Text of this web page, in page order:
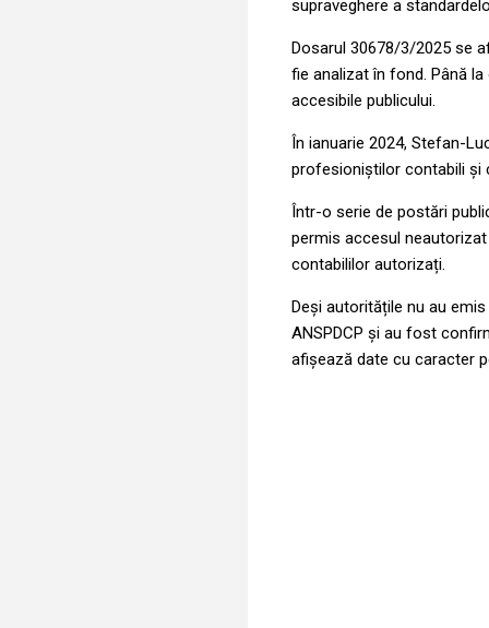
supraveghere a
Dosarul 30678/3/2025 se
fie analizat în fond. Până
accesibile publicului.
În ianuarie 2024, Stefan-
profesioniștilor contabili și
Într-o serie de postări
permis accesul
contabililor autorizați.
Deși autoritățile nu au
ANSPDCP și au fost
afișează date cu caracter